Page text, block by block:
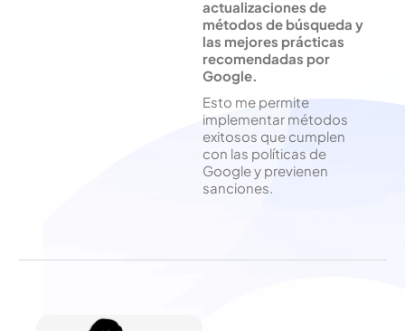
actualizaciones de
métodos de búsqueda y
las mejores prácticas
recomendadas por
Google.
Esto me permite
implementar métodos
exitosos que cumplen
con las políticas de
Google y previenen
sanciones.